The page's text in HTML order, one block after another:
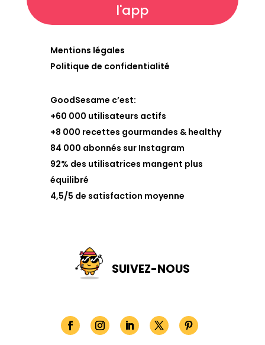
l'app
Mentions légales
Politique de confidentialité
GoodSesame c’est:
+60 000 utilisateurs actifs
+8 000 recettes gourmandes & healthy
84 000 abonnés sur Instagram
92% des utilisatrices mangent plus
équilibré
4,5/5 de satisfaction moyenne
SUIVEZ-NOUS